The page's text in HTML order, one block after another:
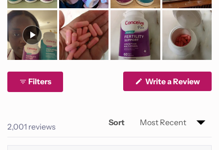
Filters Write a Review
window)
2,001 reviews Sort
Loading...